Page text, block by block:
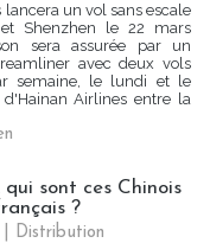
lancera un vol sans escale
Shenzhen le 22 mars
sera assurée par un
avec deux vols
semaine, le lundi et le
Airlines entre la
sont ces Chinois
?
Distribution